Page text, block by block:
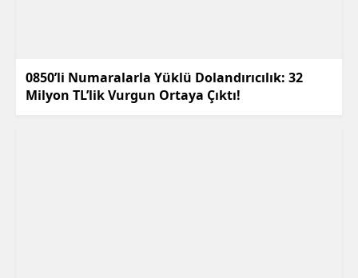
0850’li Numaralarla Yüklü Dolandırıcılık: 32
Milyon TL’lik Vurgun Ortaya Çıktı!